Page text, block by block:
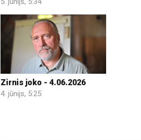
Zirnis joko - 4.06.2026
4. jūnijs, 5:25